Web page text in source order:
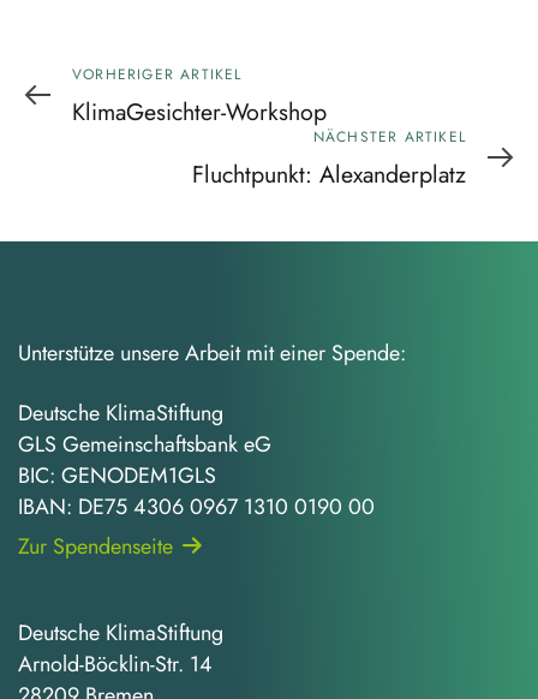
Vorheriger
Artikel
VORHERIGER ARTIKEL
KlimaGesichter-Workshop
Artikel
NÄCHSTER ARTIKEL
Fluchtpunkt: Alexanderplatz
Unterstütze unsere Arbeit mit einer Spende:
Deutsche KlimaStiftung
GLS Gemeinschaftsbank eG
BIC: GENODEM1GLS
IBAN: DE75 4306 0967 1310 0190 00
Zur Spendenseite
Deutsche KlimaStiftung
Arnold-Böcklin-Str. 14